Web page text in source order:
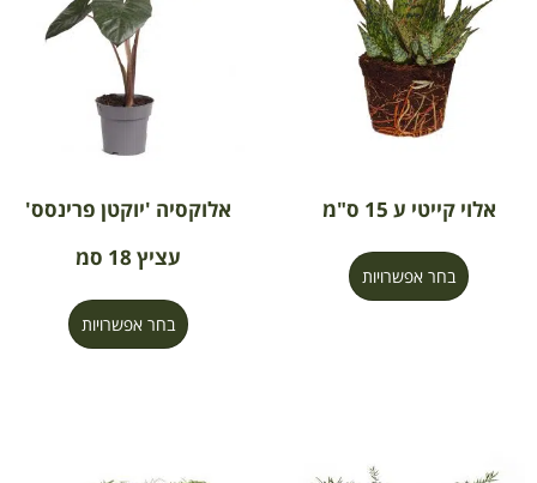
אלוי קייטי ע 15 ס"מ
בחר אפשרויות
אלוקסיה 'יוקטן פרינסס'
עציץ 18 סמ
בחר אפשרויות